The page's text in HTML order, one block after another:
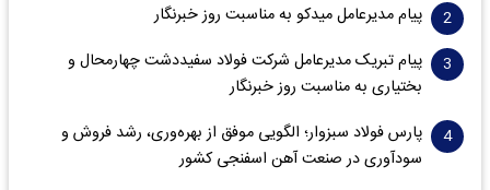
پیام مدیرعامل میدکو به مناسبت روز خبرنگار
پیام تبریک مدیرعامل شرکت فولاد سفیددشت چهارمحال و
بختیاری به مناسبت روز خبرنگار
پارس فولاد سبزوار؛ الگویی موفق از بهره‌وری، رشد فروش و
سود‌آوری در صنعت آهن اسفنجی کشور